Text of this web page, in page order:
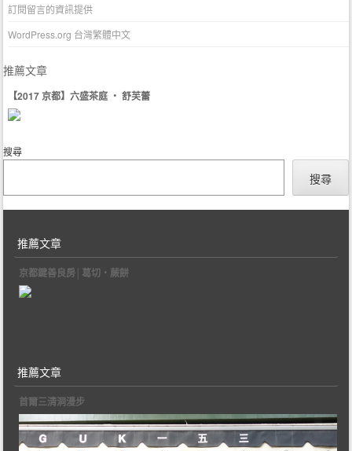
訂閱留言的資訊提供
WordPress.org 台灣繁體中文
推薦文章
【2017 京都】六盛茶庭 ‧ 舒芙蕾
搜尋
搜尋
推薦文章
京都鍵善良房│葛切‧蕨餅
推薦文章
首爾三清洞漫步